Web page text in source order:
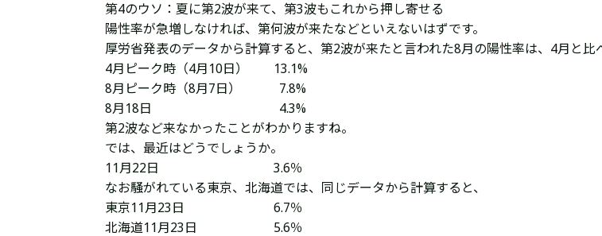
第4のウソ：夏に第2波が来て、第3波もこれから押し寄せる
陽性率が急増しなければ、第何波が来たなどといえないはずです。
厚労省発表のデータから計算すると、第2波が来たと言われた8月の陽性率は、4月と比
4月ピーク時（4月10日） 13.1%
8月ピーク時（8月7日） 7.8%
8月18日 4.3%
第2波など来なかったことがわかりますね。
では、最近はどうでしょうか。
11月22日 3.6％
なお騒がれている東京、北海道では、同じデータから計算すると、
東京11月23日 6.7％
北海道11月23日 5.6％